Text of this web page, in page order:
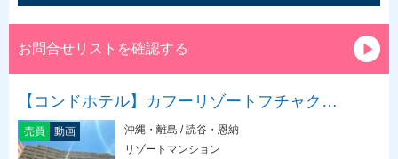
お問合せリストを確認する
【コンドホテル】カフーリゾートフチャク…
売買 動画
沖縄・離島 / 読谷・恩納
リゾートマンション